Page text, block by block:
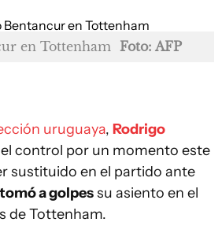
en Tottenham Foto: AFP
uruguaya, Rodrigo
control por un momento este
sustituido en el partido ante
tomó a golpessu asiento en el
de Tottenham.